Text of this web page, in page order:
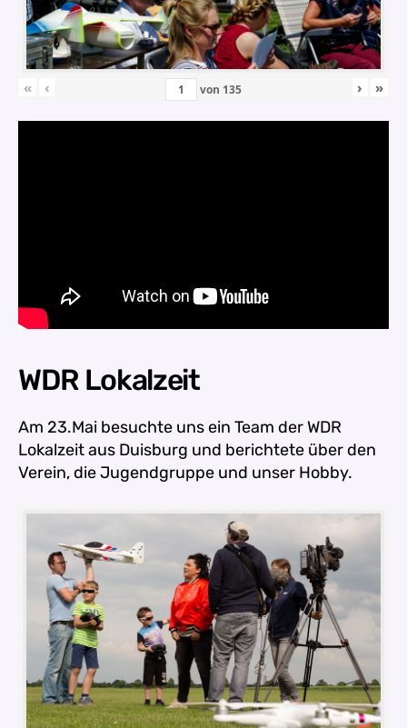
« ‹ von 135 › »
WDR Lokalzeit
Am 23.Mai besuchte uns ein Team der WDR
Lokalzeit aus Duisburg und berichtete über den
Verein, die Jugendgruppe und unser Hobby.